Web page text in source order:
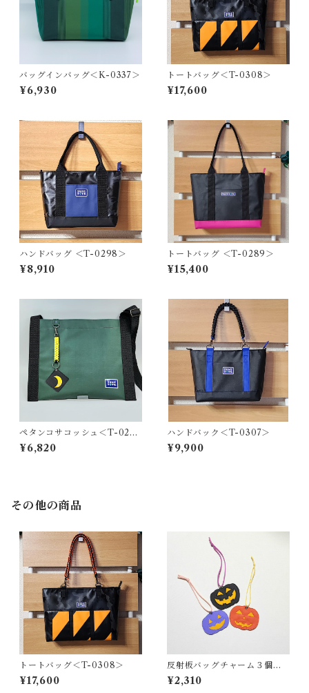
バッグインバッグ＜K-0337＞
¥6,930
トートバッグ＜T-0308＞
¥17,600
ハンドバッグ ＜T-0298＞
¥8,910
トートバッグ ＜T-0289＞
¥15,400
ペタンコサコッシュ＜T-0280
＞
¥6,820
ハンドバック＜T-0307＞
¥9,900
その他の商品
トートバッグ＜T-0308＞
¥17,600
反射板バッグチャーム３個セ
ット（ハロウィン）
¥2,310